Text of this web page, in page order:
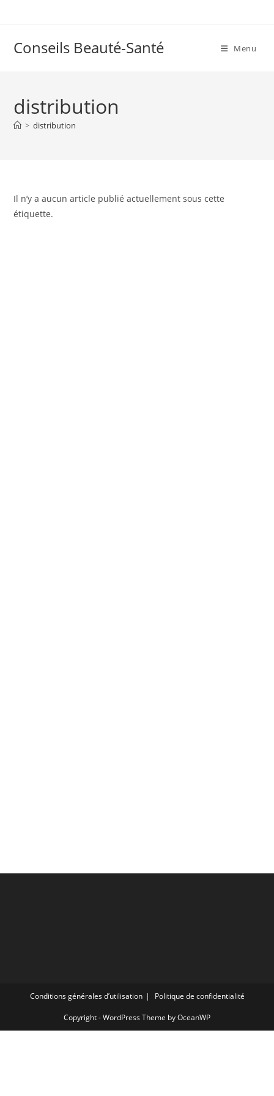
Conseils Beauté-Santé Menu
distribution
> distribution
Il n’y a aucun article publié actuellement sous cette
étiquette.
Conditions générales d’utilisation Politique de confidentialité
Copyright - WordPress Theme by OceanWP